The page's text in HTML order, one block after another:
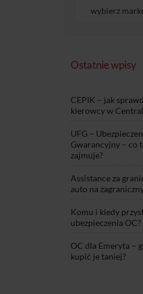
Ostatnie wpisy
CEPIK – jak
kierowcy w
UFG –
Gwarancyjny – co
zajmuje?
Assistance za
auto na
Komu i kiedy
ubezpieczenia OC?
OC dla Emeryta –
kupić je taniej?